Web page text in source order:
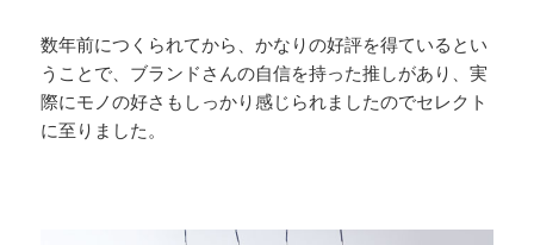
数年前につくられてから、かなりの好評を得ているとい
うことで、ブランドさんの自信を持った推しがあり、実
際にモノの好さもしっかり感じられましたのでセレクト
に至りました。